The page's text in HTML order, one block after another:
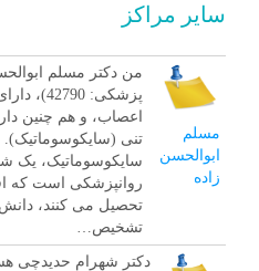
سایر مراکز
مسلم
ابوالحسن
زاده
من دکتر مسلم
پزشکی:
اعصاب، و هم چنین
تنی
سایکوسوماتیک، یک
روانپزشکی است که
تحصیل می کنند،
تشخیص…
دکتر شهرام حدیدچی